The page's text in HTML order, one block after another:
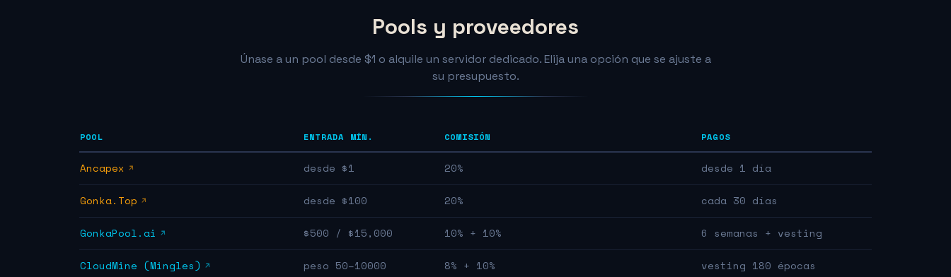
Pools y proveedores
Únase a un pool desde $1 o alquile un servidor dedicado. Elija una opción que se ajuste a
su presupuesto.
POOL ENTRADA MÍN. COMISIÓN PAGOS
Ancapex desde $1 20% desde 1 día
Gonka.Top desde $100 20% cada 30 días
GonkaPool.ai $500 / $15,000 10% + 10% 6 semanas + vesting
CloudMine (Mingles) peso 50–10000 8% + 10% vesting 180 épocas